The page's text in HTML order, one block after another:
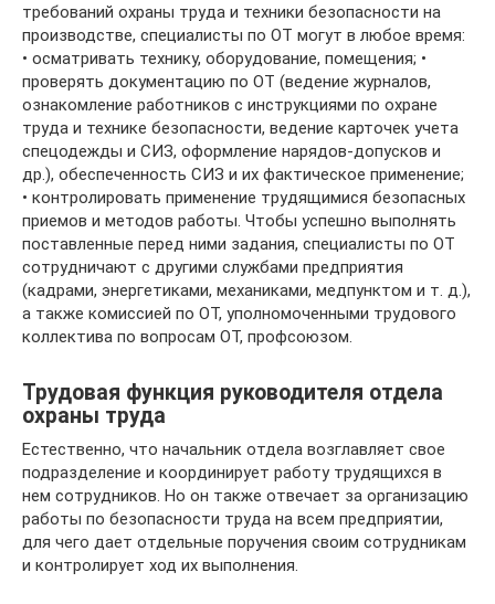
требований охраны труда и техники безопасности на
производстве, специалисты по ОТ могут в любое время:
• осматривать технику, оборудование, помещения; •
проверять документацию по ОТ (ведение журналов,
ознакомление работников с инструкциями по охране
труда и технике безопасности, ведение карточек учета
спецодежды и СИЗ, оформление нарядов-допусков и
др.), обеспеченность СИЗ и их фактическое применение;
• контролировать применение трудящимися безопасных
приемов и методов работы. Чтобы успешно выполнять
поставленные перед ними задания, специалисты по ОТ
сотрудничают с другими службами предприятия
(кадрами, энергетиками, механиками, медпунктом и т. д.),
а также комиссией по ОТ, уполномоченными трудового
коллектива по вопросам ОТ, профсоюзом.
Трудовая функция руководителя отдела
охраны труда
Естественно, что начальник отдела возглавляет свое
подразделение и координирует работу трудящихся в
нем сотрудников. Но он также отвечает за организацию
работы по безопасности труда на всем предприятии,
для чего дает отдельные поручения своим сотрудникам
и контролирует ход их выполнения.